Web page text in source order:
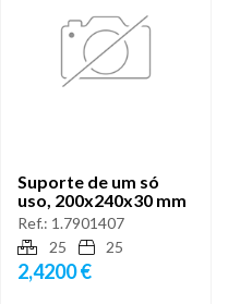
Suporte de um só
uso, 200x240x30 mm
Ref.: 1.7901407
25
25
2,4200 €